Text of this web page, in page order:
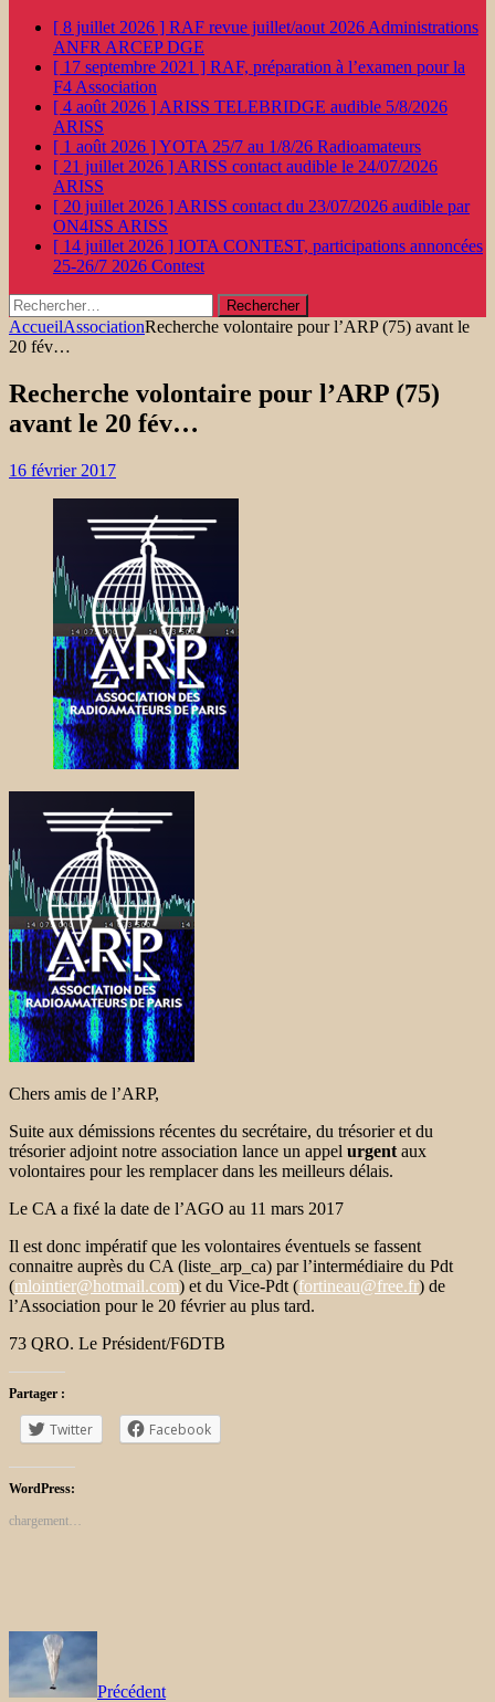
[ 8 juillet 2026 ] RAF revue juillet/aout 2026 Administrations
ANFR ARCEP DGE
[ 17 septembre 2021 ] RAF, préparation à l’examen pour la
F4 Association
[ 4 août 2026 ] ARISS TELEBRIDGE audible 5/8/2026
ARISS
[ 1 août 2026 ]YOTA 25/7 au 1/8/26 Radioamateurs
[ 21 juillet 2026 ] ARISS contact audible le 24/07/2026
ARISS
[ 20 juillet 2026 ] ARISS contact du 23/07/2026 audible par
ON4ISS ARISS
[ 14 juillet 2026 ] IOTA CONTEST, participations annoncées
25-26/7 2026 Contest
Rechercher :
AccueilAssociationRecherche volontaire pour l’ARP (75) avant le
20 fév…
Recherche volontaire pour l’ARP (75)
avant le 20 fév…
16 février 2017
Chers amis de l’ARP,
Suite aux démissions récentes du secrétaire, du trésorier et du
trésorier adjoint notre association lance un appel urgent aux
volontaires pour les remplacer dans les meilleurs délais.
Le CA a fixé la date de l’AGO au 11 mars 2017
Il est donc impératif que les volontaires éventuels se fassent
connaitre auprès du CA (liste_arp_ca) par l’intermédiaire du Pdt
(mlointier@hotmail.com) et du Vice-Pdt (fortineau@free.fr) de
l’Association pour le 20 février au plus tard.
73 QRO. Le Président/F6DTB
Partager :
Twitter Facebook
WordPress:
chargement…
Précédent